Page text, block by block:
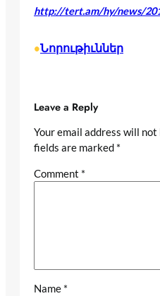
http://tert.am/hy/news/
•Նորութիւններ
Leave a Reply
Your email address will not
fields are marked *
Comment *
Name *